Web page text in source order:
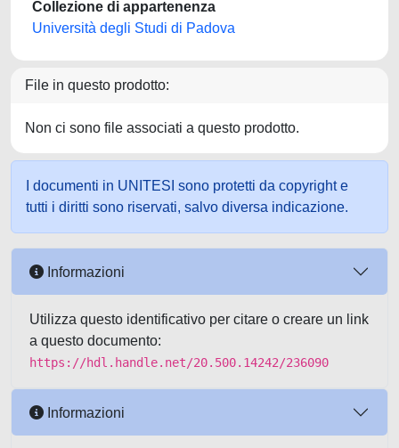
Collezione di appartenenza
Università degli Studi di Padova
File in questo prodotto:
Non ci sono file associati a questo prodotto.
I documenti in UNITESI sono protetti da copyright e
tutti i diritti sono riservati, salvo diversa indicazione.
Informazioni
Utilizza questo identificativo per citare o creare un link
a questo documento:
https://hdl.handle.net/20.500.14242/236090
Informazioni